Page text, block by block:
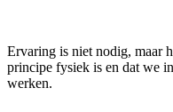
Ervaring is niet nodig, maar
principe fysiek is en dat we
werken.